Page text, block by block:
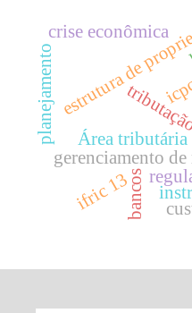
Área tributária
gerenciamento
estrutura de
bancos
crise econômica
ifric 13
planejamento